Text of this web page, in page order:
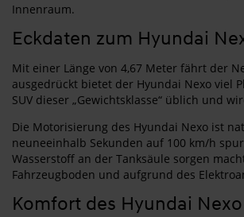
Innenraum.
Eckdaten zum Hyundai
Mit einer Länge von 4,67 Meter fährt der
ausgedrückt bietet der Hyundai Nexo viel
SUV dieser „Gewichtsklasse“ üblich und
Die Motorisierung des Hyundai Nexo ist
neuneeinhalb Sekunden auf 100 km/h
Wasserstoff an der Tanksäule sorgen
Fahrzeugboden und aufgrund des
Komfort des Hyundai Nexo